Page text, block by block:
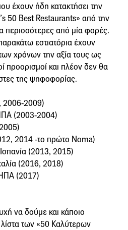
έχουν ήδη κατακτήσει την
50 Best Restaurants» από την
περισσότερες από μία φορές.
εστιατόρια έχουν
χρόνων την αξία τους ως
προορισμοί και πλέον δεν θα
της ψηφοφορίας.
2006-2009)
(2003-2004)
2014 -το πρώτο Noma)
(2013, 2015)
(2016, 2018)
(2017)
να δούμε και κάποιο
λίστα των «50 Καλύτερων